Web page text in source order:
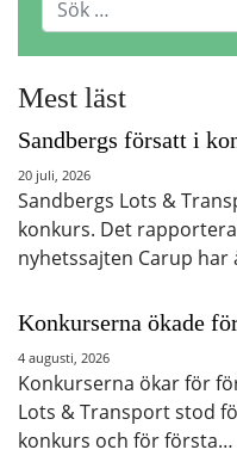
Mest läst
Sandbergs försatt i
20 juli, 2026
Sandbergs Lots &
konkurs. Det
nyhetssajten Carup
Konkurserna ökade
4 augusti, 2026
Konkurserna ökar för
Lots & Transport stod
konkurs och för första…